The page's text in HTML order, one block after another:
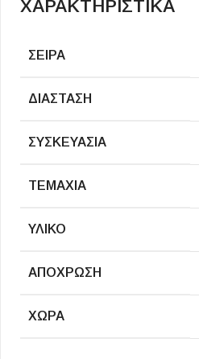
ΧΑΡΑΚΤΗΡΙΣΤΙΚΑ
ΣΕΙΡΆ
ΔΙΆΣΤΑΣΗ
ΣΥΣΚΕΥΑΣΊΑ
ΤΕΜΆΧΙΑ
ΥΛΙΚΌ
ΑΠΌΧΡΩΣΗ
ΧΏΡΑ